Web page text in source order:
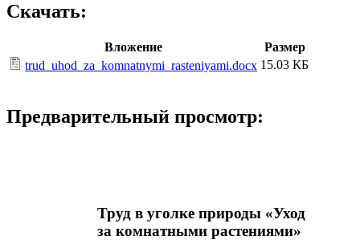
Скачать:
Вложение
Размер
trud_uhod_za_komnatnymi_rasteniyami.docx 15.03 КБ
Предварительный просмотр:
Труд в уголке природы «Уход
за комнатными растениями»